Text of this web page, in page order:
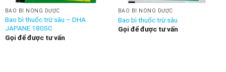
BAO BÌ NÔNG DƯỢC
Bao bì thuốc trừ sâu – DHA
JAPANE 180SC
Gọi để được tư vấn
BAO BÌ NÔNG DƯỢC
Bao bì thuốc trừ sâu
Gọi để được tư vấn